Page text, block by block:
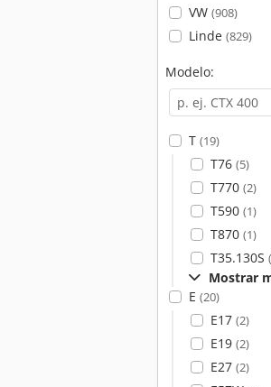
VW (908)
Linde (829)
Modelo:
T (19)
T76 (5)
T770 (2)
T590 (1)
T870 (1)
T35.130S
Mostrar
E (20)
E17 (2)
E19 (2)
E27 (2)